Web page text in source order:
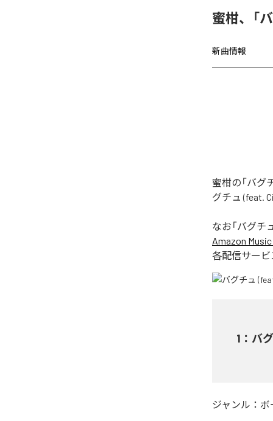
蜜柑、「
新曲情報
蜜柑の「バグ
グチュ (feat.
なお「バグチ
Amazon
各配信サービ
1 ： バ
ジャンル： ボ